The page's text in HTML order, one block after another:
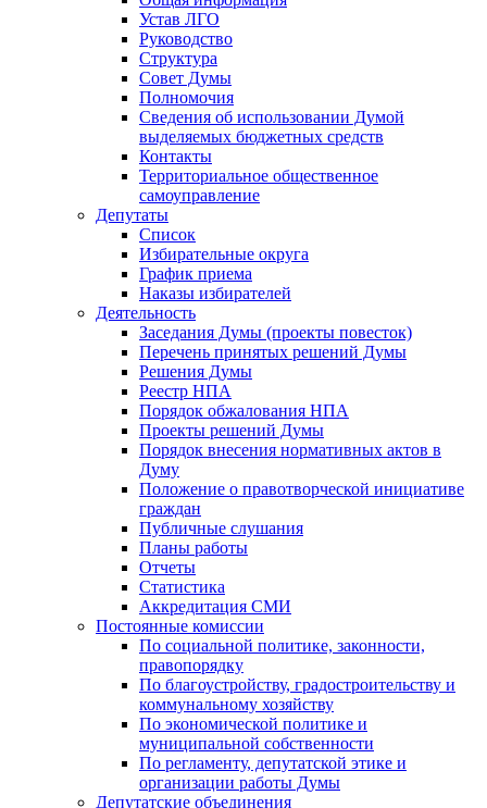
Устав ЛГО
Руководство
Структура
Совет Думы
Полномочия
Сведения об использовании Думой
выделяемых бюджетных средств
Контакты
Территориальное общественное
самоуправление
Депутаты
Список
Избирательные округа
График приема
Наказы избирателей
Деятельность
Заседания Думы (проекты повесток)
Перечень принятых решений Думы
Решения Думы
Реестр НПА
Порядок обжалования НПА
Проекты решений Думы
Порядок внесения нормативных актов в
Думу
Положение о правотворческой инициативе
граждан
Публичные слушания
Планы работы
Отчеты
Статистика
Аккредитация СМИ
Постоянные комиссии
По социальной политике, законности,
правопорядку
По благоустройству, градостроительству и
коммунальному хозяйству
По экономической политике и
муниципальной собственности
По регламенту, депутатской этике и
организации работы Думы
Депутатские объединения